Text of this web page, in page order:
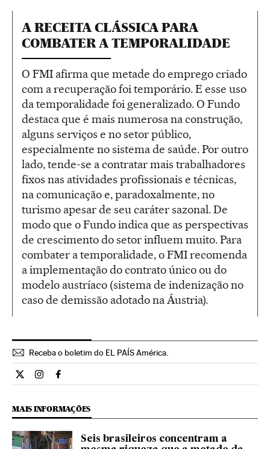
A RECEITA CLÁSSICA PARA
COMBATER A TEMPORALIDADE
O FMI afirma que metade do emprego criado
com a recuperação foi temporário. E esse uso
da temporalidade foi generalizado. O Fundo
destaca que é mais numerosa na construção,
alguns serviços e no setor público,
especialmente no sistema de saúde. Por outro
lado, tende-se a contratar mais trabalhadores
fixos nas atividades profissionais e técnicas,
na comunicação e, paradoxalmente, no
turismo apesar de seu caráter sazonal. De
modo que o Fundo indica que as perspectivas
de crescimento do setor influem muito. Para
combater a temporalidade, o FMI recomenda
a implementação do contrato único ou do
modelo austríaco (sistema de indenização no
caso de demissão adotado na Áustria).
Receba o boletim do EL PAÍS América.
Economia El País Brasil en Twitter
Economia El País Brasil en Instagram
Economia El País Brasil en Facebook
MAIS INFORMAÇÕES
Seis brasileiros concentram a